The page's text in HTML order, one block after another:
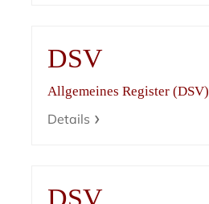
DSV
Allgemeines Register (DSV)
Details